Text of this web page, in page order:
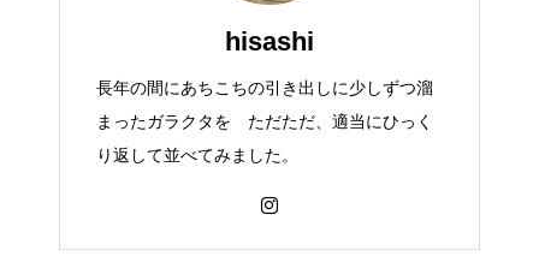
hisashi
長年の間にあちこちの引き出しに少しずつ溜
まったガラクタを ただただ、適当にひっく
り返して並べてみました。